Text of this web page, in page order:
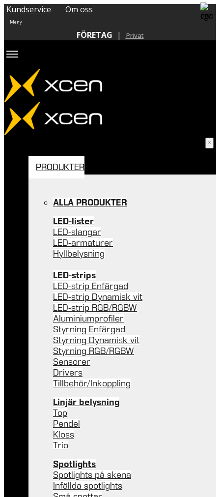
Kundservice Om oss
FÖRETAG | Privat
PRODUKTER
ALLA PRODUKTER
LED-lister
LED-slangar
LED-armaturer
Hyllbelysning
LED-strips
LED-strip Enfärgad
LED-strip Dynamisk vit
LED-strip RGB/RGBW
Aluminiumprofiler
Styrning Enfärgad
Styrning Dynamisk vit
Styrning RGB/RGBW
Sensorer
Drivers
Tillbehör/Inkoppling
Linjär belysning
Top
Pendel
Kloss
Trio
Spotlights
Spotlights på skena
Infällda spotlights